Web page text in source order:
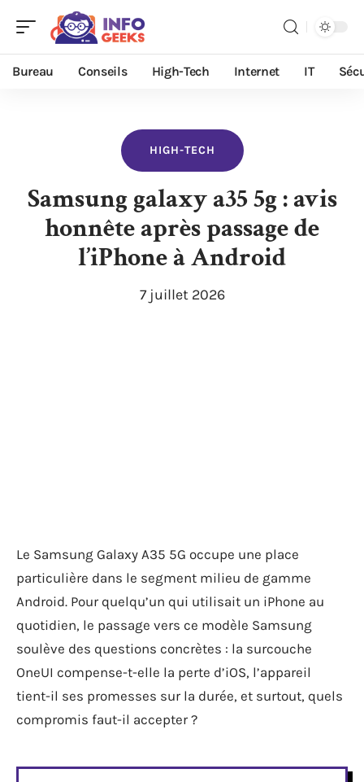
Bureau Conseils High-Tech Internet IT
HIGH-TECH
Samsung galaxy a35 5g : avis
honnête après passage de
l’iPhone à Android
7 juillet 2026
Le Samsung Galaxy A35 5G occupe une place
particulière dans le segment milieu de gamme
Android. Pour quelqu’un qui utilisait un iPhone au
quotidien, le passage vers ce modèle Samsung
soulève des questions concrètes : la surcouche
OneUI compense-t-elle la perte d’iOS, l’appareil
tient-il ses promesses sur la durée, et surtout, quels
compromis faut-il accepter ?